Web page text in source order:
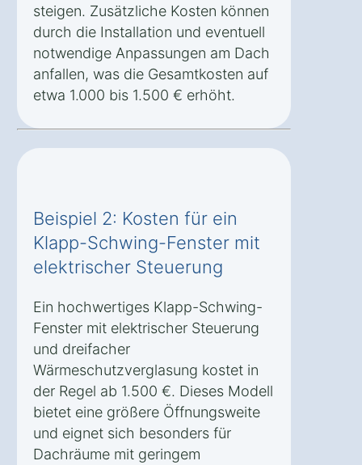
steigen. Zusätzliche Kosten können
durch die Installation und eventuell
notwendige Anpassungen am Dach
anfallen, was die Gesamtkosten auf
etwa 1.000 bis 1.500 € erhöht.
Beispiel 2: Kosten für ein
Klapp-Schwing-Fenster mit
elektrischer Steuerung
Ein hochwertiges Klapp-Schwing-
Fenster mit elektrischer Steuerung
und dreifacher
Wärmeschutzverglasung kostet in
der Regel ab 1.500 €. Dieses Modell
bietet eine größere Öffnungsweite
und eignet sich besonders für
Dachräume mit geringem